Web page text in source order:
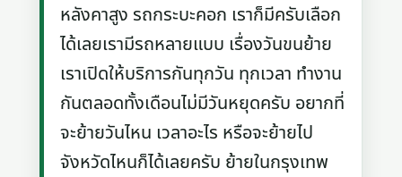
หลังคาสูง รถกระบะคอก เราก็มีครับเลือก
ได้เลยเรามีรถหลายแบบ เรื่องวันขนย้าย
เราเปิดให้บริการกันทุกวัน ทุกเวลา ทำงาน
กันตลอดทั้งเดือนไม่มีวันหยุดครับ อยากที่
จะย้ายวันไหน เวลาอะไร หรือจะย้ายไป
จังหวัดไหนก็ได้เลยครับ ย้ายในกรุงเทพ